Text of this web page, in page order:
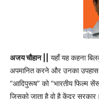
अजय चौहान ||
यहाँ यह कहना
अपमानित करने और उनका
“आदिपुरूष” को “भारतीय फिल्म
जिसको जाता है वो है केंद्र